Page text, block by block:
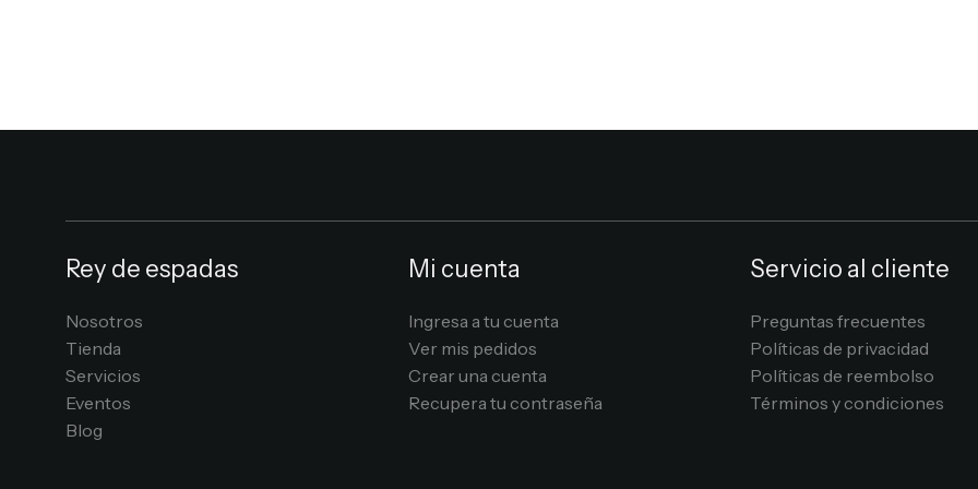
Rey de espadas
Nosotros
Tienda
Servicios
Eventos
Blog
Mi cuenta
Ingresa a tu cuenta
Ver mis pedidos
Crear una cuenta
Recupera tu contraseña
Servicio al cliente
Preguntas frecuentes
Políticas de privacidad
Políticas de reembolso
Términos y condiciones